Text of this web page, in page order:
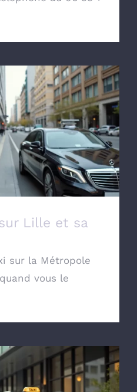
et sa métropole
Lille et sa
sur la Métropole
vous le